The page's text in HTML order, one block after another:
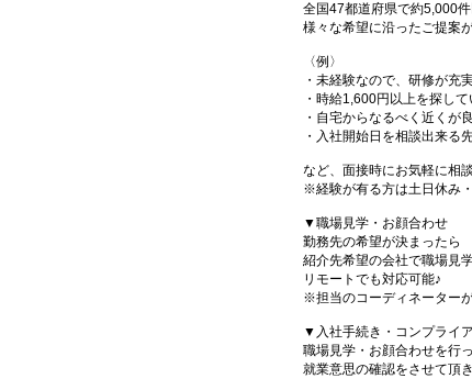
全国47都道府県で約5,000
様々な希望に沿ったご提案が
〈例〉
・未経験なので、研修が充
・時給1,600円以上を探して
・自宅からなるべく近くが
・入社開始日を相談出来る
など、面接時にお気軽に相
※経験が有る方は土日休み
▼職場見学・お顔合わせ
勤務先の希望が決まったら
紹介先希望の会社で職場見
リモートでも対応可能♪
※担当のコーディネーター
▼入社手続き・コンプライ
職場見学・お顔合わせを行
就業意思の確認をさせて頂き